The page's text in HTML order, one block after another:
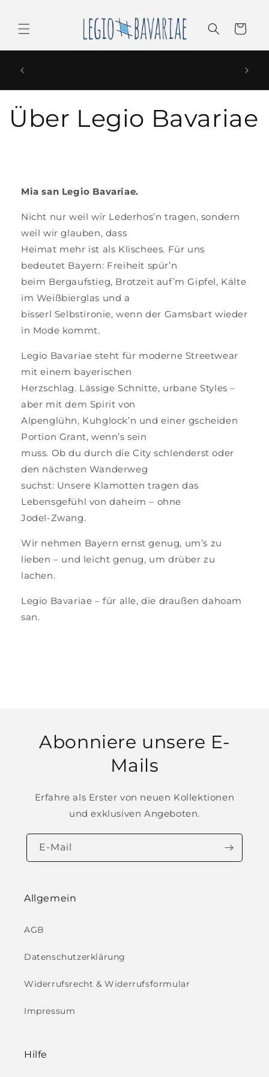
Inhalt
Warenkorb
Über Legio Bavariae
Mia san Legio Bavariae.
Nicht nur weil wir Lederhos’n tragen, sondern
weil wir glauben, dass
Heimat mehr ist als Klischees. Für uns
bedeutet Bayern: Freiheit spür’n
beim Bergaufstieg, Brotzeit auf’m Gipfel, Kälte
im Weißbierglas und a
bisserl Selbstironie, wenn der Gamsbart wieder
in Mode kommt.
Legio Bavariae steht für moderne Streetwear
mit einem bayerischen
Herzschlag. Lässige Schnitte, urbane Styles –
aber mit dem Spirit von
Alpenglühn, Kuhglock’n und einer gscheiden
Portion Grant, wenn’s sein
muss. Ob du durch die City schlenderst oder
den nächsten Wanderweg
suchst: Unsere Klamotten tragen das
Lebensgefühl von daheim – ohne
Jodel-Zwang.
Wir nehmen Bayern ernst genug, um’s zu
lieben – und leicht genug, um drüber zu
lachen.
Legio Bavariae – für alle, die draußen dahoam
san.
Abonniere unsere E-
Mails
Erfahre als Erster von neuen Kollektionen
und exklusiven Angeboten.
E-Mail
Allgemein
AGB
Datenschutzerklärung
Widerrufsrecht & Widerrufsformular
Impressum
Hilfe